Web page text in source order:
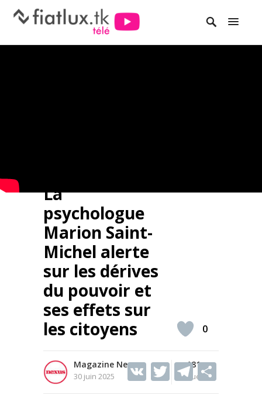
La
psychologue
Marion Saint-
Michel alerte
sur les dérives
du pouvoir et
ses effets sur
les citoyens
Magazine Nexus
30 juin 2025
181
Vues
V T T
0